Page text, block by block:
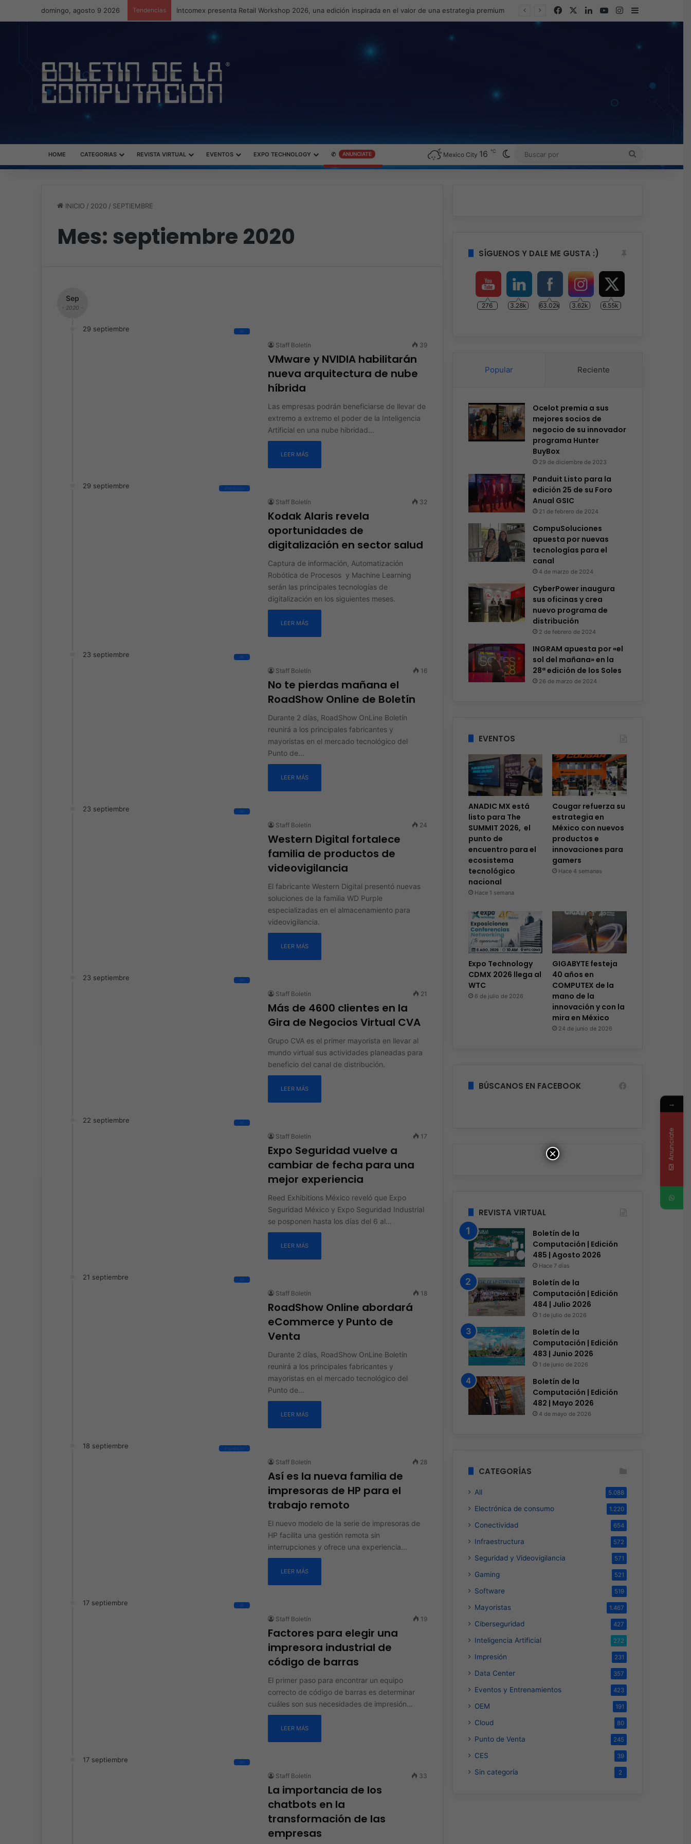
domingo, agosto 9 2026 Tendencias Intcomex presenta Retail Workshop 2026, una edición inspirada en el valor de una estrategia premium FacebookLinkedInYouTubeInstagram
Barra lateral
HOME CATEGORIAS REVISTA VIRTUAL EVENTOS EXPO TECHNOLOGY ✆ ANUNCIATE Mexico City 16 ℃ Switch skin
BUSCAR
POR
INICIO / 2020 / SEPTIEMBRE
Mes: septiembre 2020
Sep
- 2020 -
29 septiembre All
Staff Boletín 39
VMware y NVIDIA habilitarán
nueva arquitectura de nube
híbrida
Las empresas podrán beneficiarse de llevar de
extremo a extremo el poder de la Inteligencia
Artificial en una nube hibridad…
LEER MÁS
29 septiembre Impresión
Staff Boletín 32
Kodak Alaris revela
oportunidades de
digitalización en sector salud
Captura de información, Automatización
Robótica de Procesos y Machine Learning
serán las principales tecnologías de
digitalización en los siguientes meses.
LEER MÁS
23 septiembre All
Staff Boletín 16
No te pierdas mañana el
RoadShow Online de Boletín
Durante 2 días, RoadShow OnLine Boletín
reunirá a los principales fabricantes y
mayoristas en el mercado tecnológico del
Punto de…
LEER MÁS
23 septiembre All
Staff Boletín 24
Western Digital fortalece
familia de productos de
videovigilancia
El fabricante Western Digital presentó nuevas
soluciones de la familia WD Purple
especializadas en el almacenamiento para
videovigilancia.
LEER MÁS
23 septiembre All
Staff Boletín 21
Más de 4600 clientes en la
Gira de Negocios Virtual CVA
Grupo CVA es el primer mayorista en llevar al
mundo virtual sus actividades planeadas para
beneficio del canal de distribución.
LEER MÁS
22 septiembre All
Staff Boletín 17
Expo Seguridad vuelve a
cambiar de fecha para una
mejor experiencia
Reed Exhibitions México reveló que Expo
Seguridad México y Expo Seguridad Industrial
se posponen hasta los días del 6 al…
LEER MÁS
21 septiembre All
Staff Boletín 18
RoadShow Online abordará
eCommerce y Punto de
Venta
Durante 2 días, RoadShow OnLine Boletín
reunirá a los principales fabricantes y
mayoristas en el mercado tecnológico del
Punto de…
LEER MÁS
18 septiembre Impresión
Staff Boletín 28
Así es la nueva familia de
impresoras de HP para el
trabajo remoto
El nuevo modelo de la serie de impresoras de
HP facilita una gestión remota sin
interrupciones y ofrece una experiencia…
LEER MÁS
17 septiembre All
Staff Boletín 19
Factores para elegir una
impresora industrial de
código de barras
El primer paso para encontrar un equipo
correcto de código de barras es determinar
cuáles son sus necesidades de impresión…
LEER MÁS
17 septiembre All
Staff Boletín 33
La importancia de los
chatbots en la
transformación de las
empresas
SÍGUENOS Y DALE ME GUSTA :)
276 3.28k 63.02k 3.62k 6.55k
Popular Reciente
Ocelot premia a sus
mejores socios de
negocio de su innovador
programa Hunter
BuyBox
29 de diciembre de 2023
Panduit Listo para la
edición 25 de su Foro
Anual GSIC
21 de febrero de 2024
CompuSoluciones
apuesta por nuevas
tecnologías para el
canal
4 de marzo de 2024
CyberPower inaugura
sus oficinas y crea
nuevo programa de
distribución
2 de febrero de 2024
INGRAM apuesta por «el
sol del mañana» en la
28ª edición de los Soles
26 de marzo de 2024
EVENTOS
ANADIC MX está
listo para The
SUMMIT 2026, el
punto de
encuentro para el
ecosistema
tecnológico
nacional
Hace 1 semana
Cougar refuerza su
estrategia en
México con nuevos
productos e
innovaciones para
gamers
Hace 4 semanas
Expo Technology
CDMX 2026 llega al
WTC
6 de julio de 2026
GIGABYTE festeja
40 años en
COMPUTEX de la
mano de la
innovación y con la
mira en México
24 de junio de 2026
BÚSCANOS EN FACEBOOK
REVISTA VIRTUAL
Boletín de la
Computación | Edición
485 | Agosto 2026
Hace 7 días
Boletín de la
Computación | Edición
484 | Julio 2026
1 de julio de 2026
Boletín de la
Computación | Edición
483 | Junio 2026
1 de junio de 2026
Boletín de la
Computación | Edición
482 | Mayo 2026
4 de mayo de 2026
CATEGORÍAS
All 5.088
Electrónica de consumo 1.220
Conectividad 654
Infraestructura 572
Seguridad y Videovigilancia 571
Gaming 521
Software 519
Mayoristas 1.467
Ciberseguridad 427
Inteligencia Artificial 272
Impresión 231
Data Center 357
Eventos y Entrenamientos 423
OEM 191
Cloud 80
Punto de Venta 245
CES 39
Sin categoría 2
×
→
Anunciate